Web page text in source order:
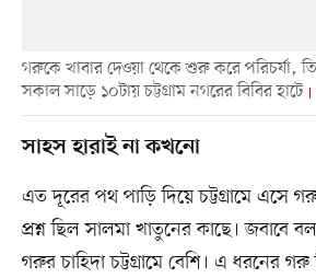
গরুকে খাবার দেওয়া থেকে শুরু করে
সকাল সাড়ে ১০টায় চট্টগ্রাম নগরের বিবির হাটে
সাহস হারাই না কখনো
এত দূরের পথ পাড়ি দিয়ে চট্টগ্রামে এসে
প্রশ্ন ছিল সালমা খাতুনের কাছে। জবাবে
গরুর চাহিদা চট্টগ্রামে বেশি। এ ধরনের